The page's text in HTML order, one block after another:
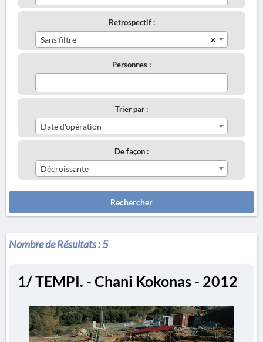
Retrospectif :
×
Sans filtre
Personnes :
Trier par :
Date d'opération
De façon :
Décroissante
Rechercher
Nombre de Résultats :5
1/ TEMPI. - Chani Kokonas - 2012